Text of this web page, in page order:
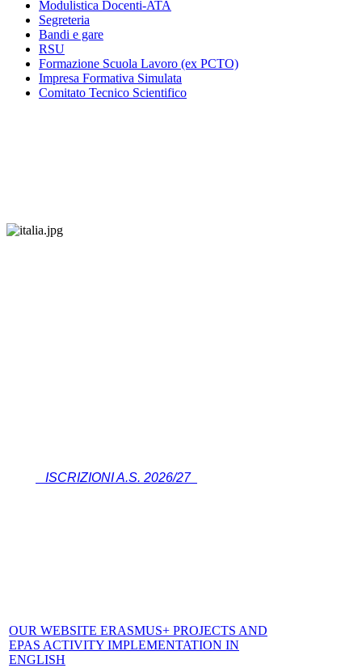
Modulistica Docenti-ATA
Segreteria
Bandi e gare
RSU
Formazione Scuola Lavoro (ex PCTO)
Impresa Formativa Simulata
Comitato Tecnico Scientifico
ISCRIZIONI A.S. 2026/27
OUR WEBSITE ERASMUS+ PROJECTS AND
EPAS ACTIVITY IMPLEMENTATION IN
ENGLISH